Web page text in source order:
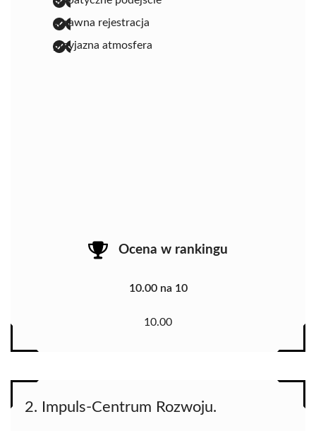
sprawna rejestracja
przyjazna atmosfera
Ocena w rankingu
10.00 na 10
10.00
2. Impuls-Centrum Rozwoju.